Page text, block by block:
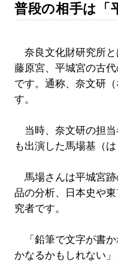
普段の相手は「
奈良文化財研究所と
藤原宮、平城宮の古
です。通称、奈文研
す。
当時、奈文研の担当
も出演した馬場基（
馬場さんは平城宮跡
品の分析、日本史や
究者です。
「鉛筆で文字が書か
かなるかもしれない